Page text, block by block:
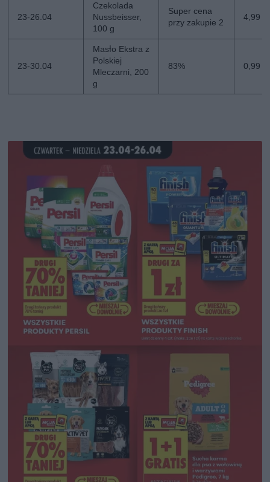
23-26.04
Czekolada
Nussbeisser,
100 g
Super cena
przy zakupie 2
4,99
23-30.04
Masło Ekstra z
Polskiej
Mleczarni, 200
g
83% 0,99